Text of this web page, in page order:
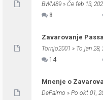
BWM89 » Če feb 13,
8
Zavarovanje
Tornjo2001 » To jan 28,
14
Mnenje o
DePalmo » Po okt 01,